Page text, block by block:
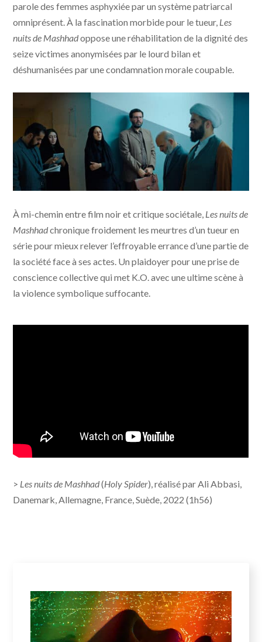
parole des femmes asphyxiée par un système patriarcal
omniprésent. À la fascination morbide pour le tueur, Les
nuits de Mashhadoppose une réhabilitation de la dignité des
seize victimes anonymisées par le lourd bilan et
déshumanisées par une condamnation morale coupable.
Films - Wild Bunch International - Metropolitan
Filmexport
À mi-chemin entre film noir et critique sociétale, Les nuits de
Mashhadchronique froidement les meurtres d’un tueur en
série pour mieux relever l’effroyable errance d’une partie de
la société face à ses actes. Un plaidoyer pour une prise de
conscience collective qui met K.O. avec une ultime scène à
la violence symbolique suffocante.
> Les nuits de Mashhad(Holy Spider), réalisé par Ali Abbasi,
Danemark, Allemagne, France, Suède, 2022 (1h56)